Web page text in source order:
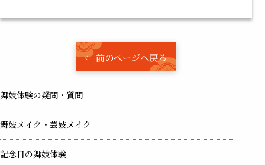
舞妓体験の疑問・質問
舞妓メイク・芸妓メイク
記念日の舞妓体験
← 前のページへ戻る